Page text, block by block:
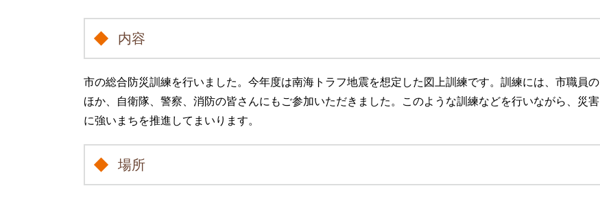
内容
市の総合防災訓練を行いました。今年度は南海トラフ地震を想定した図上訓練です。訓練には、市職員の
ほか、自衛隊、警察、消防の皆さんにもご参加いただきました。このような訓練などを行いながら、災害
に強いまちを推進してまいります。
場所